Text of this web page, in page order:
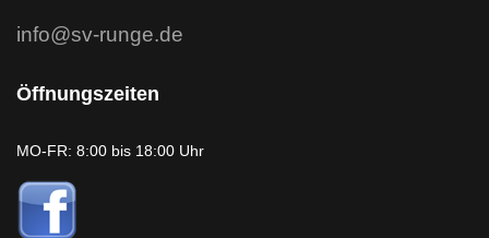
info@sv-runge.de
Öffnungszeiten
MO-FR: 8:00 bis 18:00 Uhr